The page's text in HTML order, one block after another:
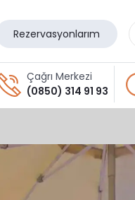
Rezervasyonlarım
Çağrı Merkezi
(0850) 314 91 93